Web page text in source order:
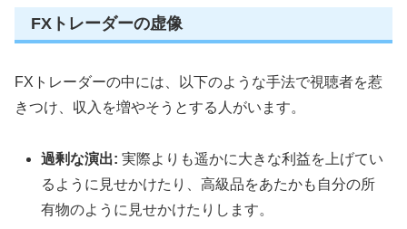
FXトレーダーの虚像
FXトレーダーの中には、以下のような手法で視聴者を惹
きつけ、収入を増やそうとする人がいます。
過剰な演出: 実際よりも遥かに大きな利益を上げてい
るように見せかけたり、高級品をあたかも自分の所
有物のように見せかけたりします。